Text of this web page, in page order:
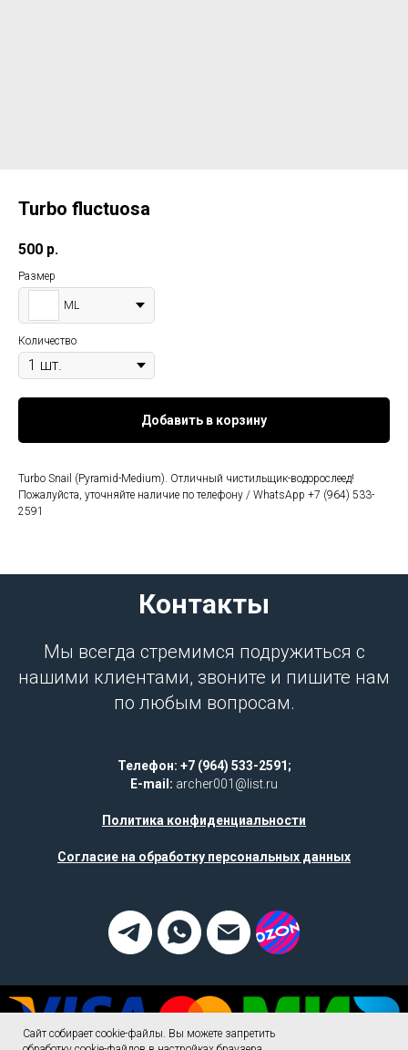
Turbo fluctuosa
500 р.
Размер
ML
Количество
Добавить в корзину
Turbo Snail (Pyramid-Medium). Отличный чистильщик-водорослеед!
Пожалуйста, уточняйте наличие по телефону / WhatsApp +7 (964) 533-
2591
Контакты
Мы всегда стремимся подружиться с
нашими клиентами, звоните и пишите нам
по любым вопросам.
Телефон: +7 (964) 533-2591;
E-mail: archer001@list.ru
Политика конфиденциальности
Согласие на обработку персональных данных
Сайт собирает cookie-файлы. Вы можете запретить